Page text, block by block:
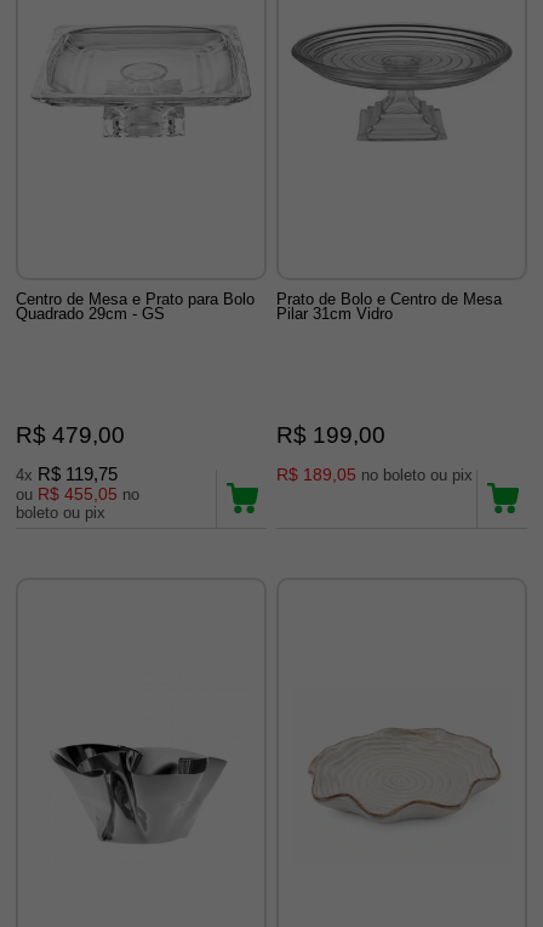
Centro de Mesa e Prato para Bolo
Quadrado 29cm - GS
R$ 479,00
4x R$ 119,75
ou R$ 455,05 no
boleto ou pix
Prato de Bolo e Centro de Mesa
Pilar 31cm Vidro
R$ 199,00
R$ 189,05 no boleto ou pix